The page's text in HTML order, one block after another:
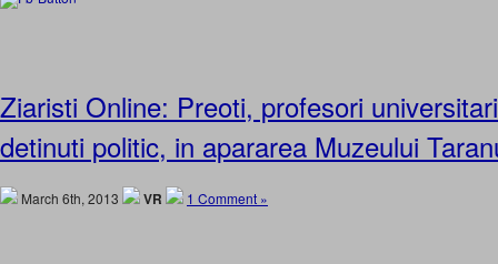
Ziaristi Online: Preoti, profesori
detinuti politic, in apararea Muzeului
March 6th, 2013 VR 1 Comment »